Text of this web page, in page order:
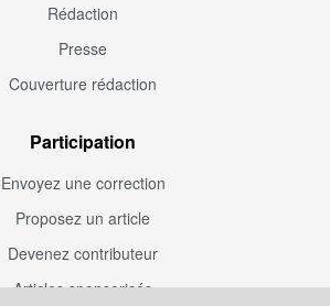
Rédaction
Presse
Couverture rédaction
Participation
Envoyez une correction
Proposez un article
Devenez contributeur
Articles sponsorisés